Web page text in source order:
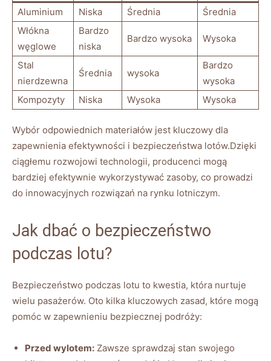
Aluminium
Niska Średnia
Średnia
Włókna
węglowe
Bardzo
niska
Bardzo wysoka Wysoka
Stal
nierdzewna
Średnia wysoka
Bardzo
wysoka
Kompozyty
Niska Wysoka Wysoka
Wybór odpowiednich materiałów jest kluczowy dla
zapewnienia efektywności i bezpieczeństwa lotów.Dzięki
ciągłemu rozwojowi technologii, producenci mogą
bardziej efektywnie wykorzystywać zasoby, co prowadzi
do innowacyjnych rozwiązań na rynku lotniczym.
Jak dbać o bezpieczeństwo
podczas lotu?
Bezpieczeństwo podczas lotu to kwestia, która nurtuje
wielu pasażerów. Oto kilka kluczowych zasad, które mogą
pomóc w zapewnieniu bezpiecznej podróży:
Przed wylotem: Zawsze sprawdzaj stan swojego